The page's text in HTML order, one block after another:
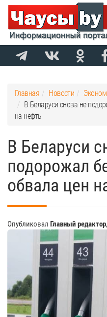
Главная Новости
В Беларуси снова не
на нефть
В Беларуси
подорожал
обвала цен
Опубликовал Главный редактор,